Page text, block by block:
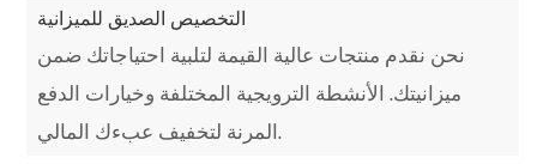
التخصيص الصديق للميزانية
نحن نقدم منتجات عالية القيمة لتلبية احتياجاتك ضمن
ميزانيتك. الأنشطة الترويجية المختلفة وخيارات الدفع
المرنة لتخفيف عبءك المالي.